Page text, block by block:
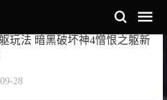
神4憎恨之躯新
28